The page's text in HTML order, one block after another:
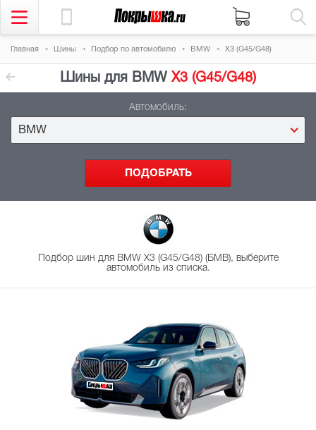
Главная Шины Подбор по автомобилю BMW X3 (G45/G48)
Шины для BMWX3 (G45/G48)
Автомобиль:
BMW
Подбор шин для BMW X3 (G45/G48) (БМВ), выберите
автомобиль из списка.